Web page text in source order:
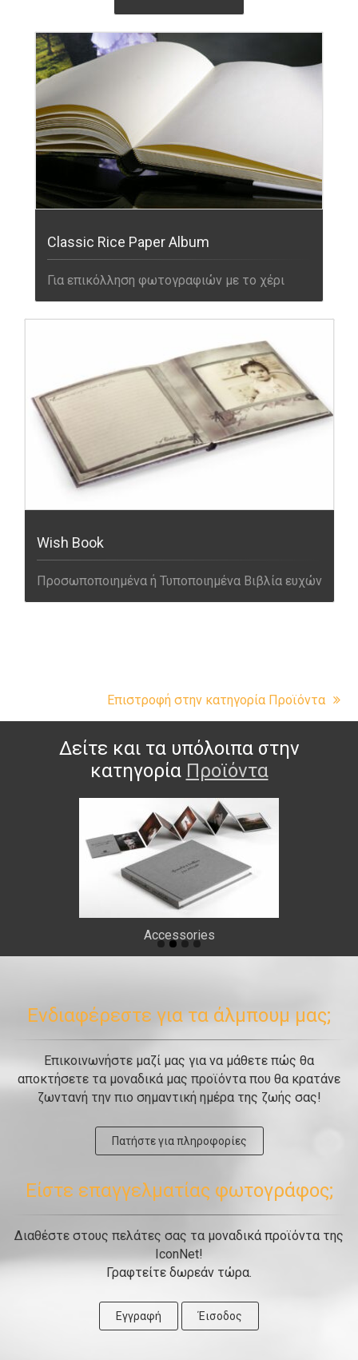
Classic Rice Paper Album
Για επικόλληση φωτογραφιών με το χέρι
Wish Book
Προσωποποιημένα ή Τυποποιημένα Βιβλία ευχών
Επιστροφή στην κατηγορία Προϊόντα
Δείτε και τα υπόλοιπα στην
κατηγορία Προϊόντα
Ενδιαφέρεστε για τα άλμπουμ μας;
Επικοινωνήστε μαζί μας για να μάθετε πώς θα
αποκτήσετε τα μοναδικά μας προϊόντα που θα κρατάνε
ζωντανή την πιο σημαντική ημέρα της ζωής σας!
Πατήστε για πληροφορίες
Είστε επαγγελματίας φωτογράφος;
Διαθέστε στους πελάτες σας τα μοναδικά προϊόντα της
IconNet!
Γραφτείτε δωρεάν τώρα.
Εγγραφή Έισοδος